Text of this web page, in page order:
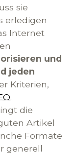
sie
erledigen
Internet
und
jeden
Kriterien,
.
die
Artikel
Formate
generell